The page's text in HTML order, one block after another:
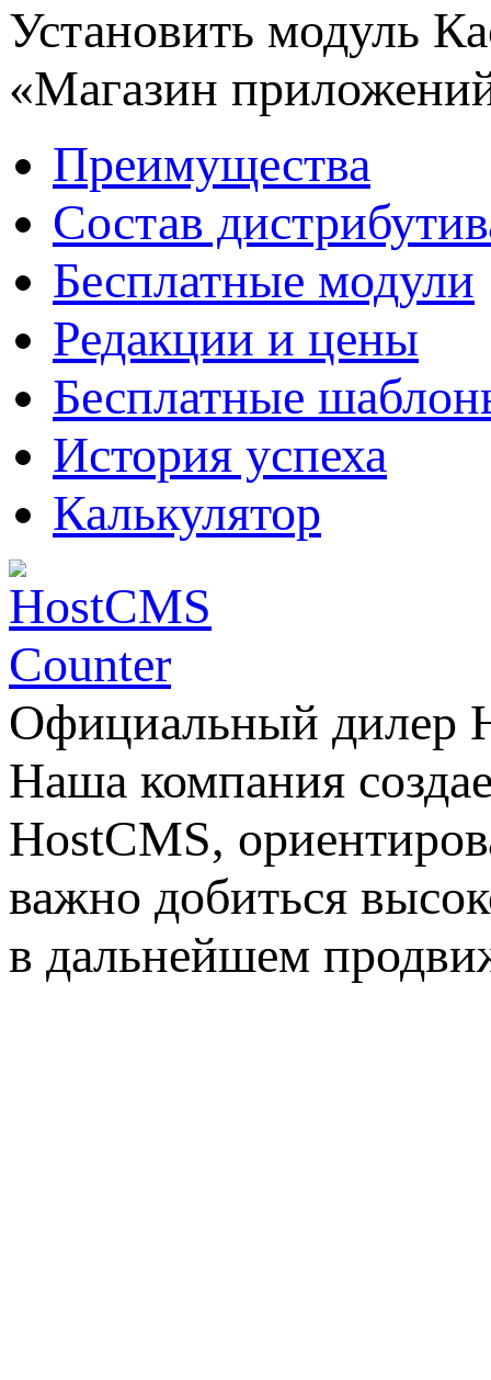
Установить модуль
«Магазин
Преимущества
Состав
Бесплатные модули
Редакции и цены
Бесплатные
История успеха
Калькулятор
Официальный дилер
Наша компания
HostCMS,
важно добиться
в дальнейшем